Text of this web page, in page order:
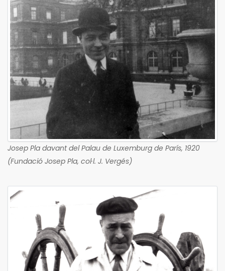
Josep Pla davant del Palau de Luxemburg de París, 1920
(Fundació Josep Pla, col·l. J. Vergés)